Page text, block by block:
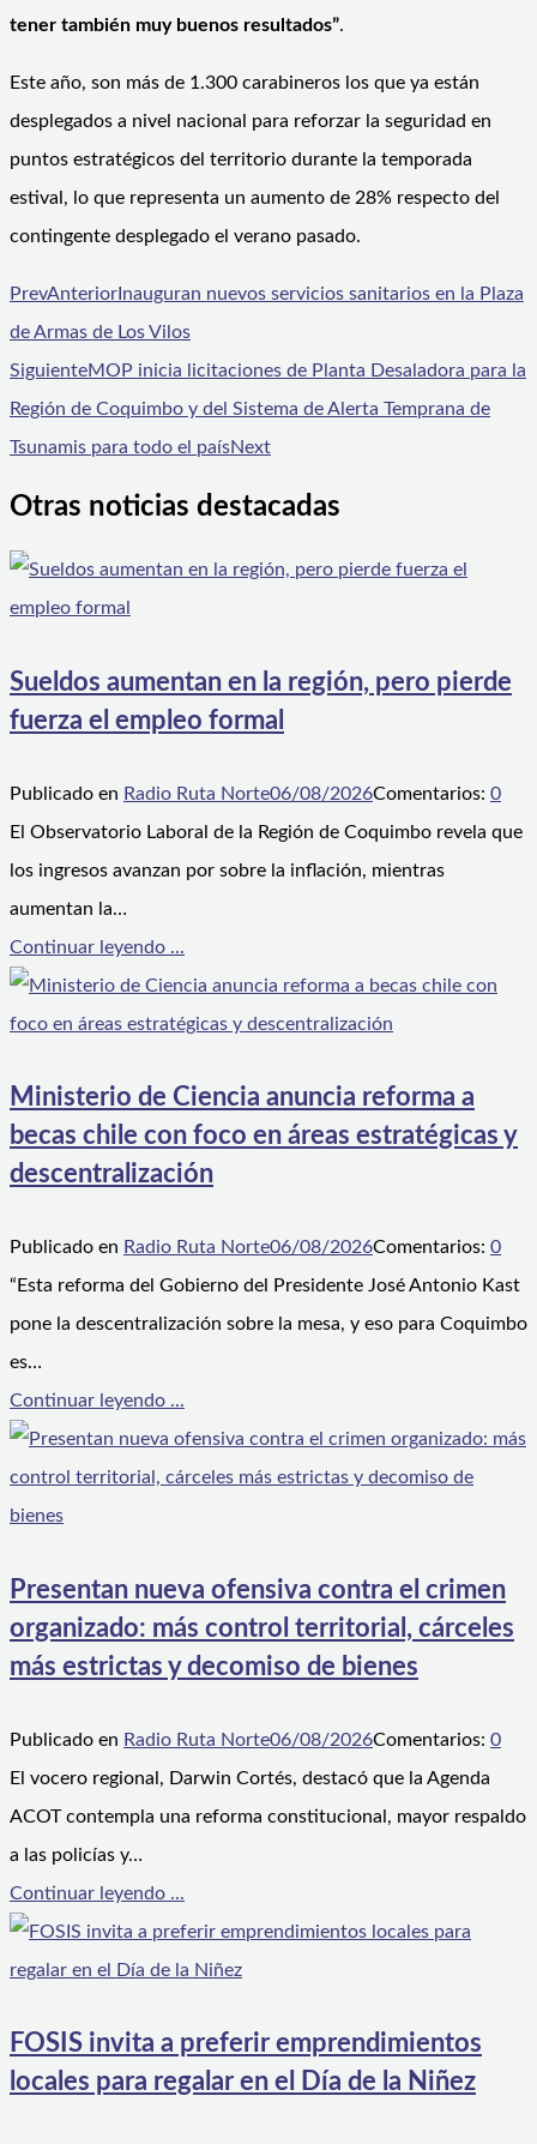
tener también muy buenos resultados”.
Este año, son más de 1.300 carabineros los que ya están
desplegados a nivel nacional para reforzar la seguridad en
puntos estratégicos del territorio durante la temporada
estival, lo que representa un aumento de 28% respecto del
contingente desplegado el verano pasado.
PrevAnteriorInauguran nuevos servicios sanitarios en la Plaza
de Armas de Los Vilos
SiguienteMOP inicia licitaciones de Planta Desaladora para la
Región de Coquimbo y del Sistema de Alerta Temprana de
Tsunamis para todo el paísNext
Otras noticias destacadas
Sueldos aumentan en la región, pero pierde
fuerza el empleo formal
Publicado en Radio Ruta Norte06/08/2026Comentarios: 0
El Observatorio Laboral de la Región de Coquimbo revela que
los ingresos avanzan por sobre la inflación, mientras
aumentan la…
Continuar leyendo ...
Ministerio de Ciencia anuncia reforma a
becas chile con foco en áreas estratégicas y
descentralización
Publicado en Radio Ruta Norte06/08/2026Comentarios: 0
“Esta reforma del Gobierno del Presidente José Antonio Kast
pone la descentralización sobre la mesa, y eso para Coquimbo
es…
Continuar leyendo ...
Presentan nueva ofensiva contra el crimen
organizado: más control territorial, cárceles
más estrictas y decomiso de bienes
Publicado en Radio Ruta Norte06/08/2026Comentarios: 0
El vocero regional, Darwin Cortés, destacó que la Agenda
ACOT contempla una reforma constitucional, mayor respaldo
a las policías y…
Continuar leyendo ...
FOSIS invita a preferir emprendimientos
locales para regalar en el Día de la Niñez